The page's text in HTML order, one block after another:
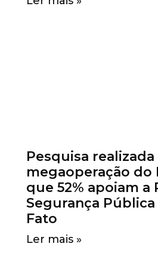
Pesquisa realizada
megaoperação do
que 52% apoiam a
Segurança
Fato
Ler mais »